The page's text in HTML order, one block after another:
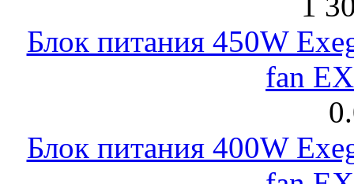
Блок питания 450W
fan
Блок питания 400W